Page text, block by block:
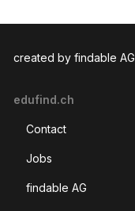
created by findable AG
edufind.ch
Contact
Jobs
findable AG